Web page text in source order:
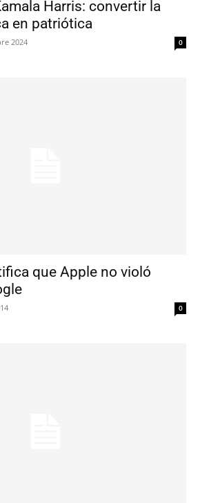
Harris: convertir la
en patriótica
2024 0
que Apple no violó
0